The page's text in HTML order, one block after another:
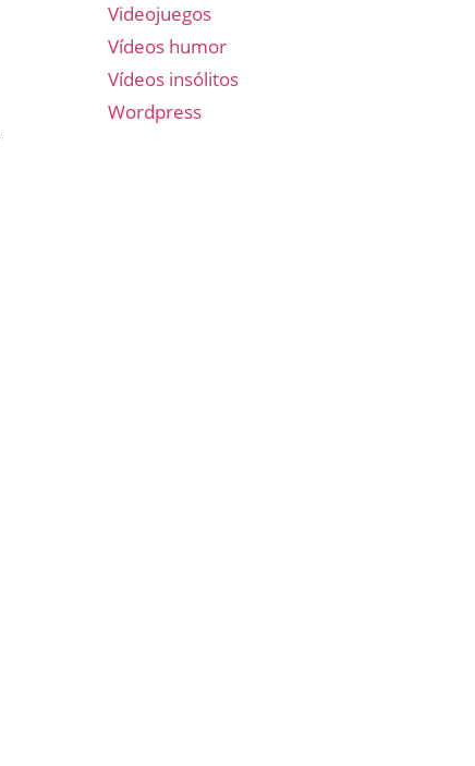
Videojuegos
Vídeos humor
Vídeos insólitos
Wordpress